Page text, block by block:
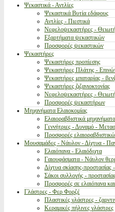
Ψεκαστικά - Αντλίες
Ψεκαστικά Βυτία εδάφους
Αντλίες - Πιεστικά
Νεφελοψεκαστήρες -
Εξαρτήματα ψεκαστικών
Προσφορές ψεκαστικών
Ψεκαστήρες
Ψεκαστήρες προπίεσης
Ψεκαστήρες Πλάτης -
Ψεκαστήρες μπαταρίας -
Ψεκαστήρες ζιζανιοκτονίας
Νεφελοψεκαστήρες -
Προσφορές ψεκαστήρων
Μηχανήματα Ελαιοκομίας
Ελαιοραβδιστικά μηχανήματα
Γεννήτριες - Δυναμό -
Προσφορές
Μουσαμάδες - Νάυλον - Δίχτυα -
Ελαιόπανα - Ελαιόδιχτα
Γαιουφάσματα - Νάυλον
Δίχτυα σκίασης-
Σάκοι συλλογής -
Προσφορές σε ελαιόπανα και
Γλάστρες - Φερ Φορζέ
Πλαστικές γλάστρες -
Κεραμικές πήλινες γλάστρες